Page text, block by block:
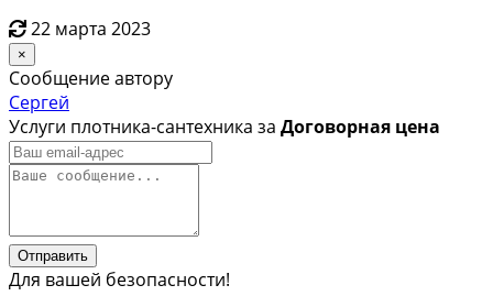
22 марта 2023
×
Сообщение автору
Сергей
Услуги плотника-сантехника за Договорная цена
Отправить
Для вашей безопасности!